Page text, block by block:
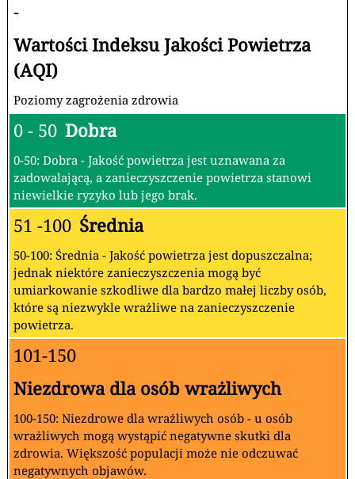
-
Wartości Indeksu Jakości Powietrza
(AQI)
Poziomy zagrożenia zdrowia
0 - 50 Dobra
0-50: Dobra - Jakość powietrza jest uznawana za
zadowalającą, a zanieczyszczenie powietrza stanowi
niewielkie ryzyko lub jego brak.
51 -100 Średnia
50-100: Średnia - Jakość powietrza jest dopuszczalna;
jednak niektóre zanieczyszczenia mogą być
umiarkowanie szkodliwe dla bardzo małej liczby osób,
które są niezwykle wrażliwe na zanieczyszczenie
powietrza.
101-150
Niezdrowa dla osób wrażliwych
100-150: Niezdrowe dla wrażliwych osób - u osób
wrażliwych mogą wystąpić negatywne skutki dla
zdrowia. Większość populacji może nie odczuwać
negatywnych objawów.